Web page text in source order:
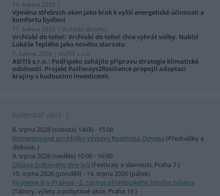
14. května 2026 |
Výměna střešních oken jako krok k vyšší energetické účinnosti a
komfortu bydlení
11. května 2026 | Vrchlabí do toho!
Vrchlabí do toho!: Vrchlabí do toho! chce vyhrát volby. Nabízí
Lukáše Teplého jako nového starostu
7. května 2026 | ASITIS s.r.o.
ASITIS s.r.o.: Podřipsko zahájilo přípravu strategie klimatické
odolnosti. Projekt Pathways2Resilience propojil adaptaci
krajiny s budoucími investicemi.
kalendář akcí
8. srpna 2026 (sobota) 14:00 - 15:00
Komentované prohlídky výstavy Rostlinná Odysea (Přednášky a
diskuse, )
9. srpna 2026 (neděle) 10:00 - 16:00
Oslava Světového dne lvů (Festivaly a slavnosti, Praha 7 )
10. srpna 2026 (pondělí) - 14. srpna 2026 (pátek)
Hrajeme si v Pralese - 2. turnus příměstského letního tábora
(Tábory, výlety a pobytové akce, Praha 19 )